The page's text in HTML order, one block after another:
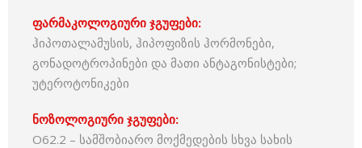
ფარმაკოლოგიური ჯგუფები:
ჰიპოთალამუსის, ჰიპოფიზის ჰორმონები,
გონადოტროპინები და მათი ანტაგონისტები;
უტეროტონიკები
ნოზოლოგიური ჯგუფები:
O62.2 – სამშობიარო მოქმედების სხვა სახის